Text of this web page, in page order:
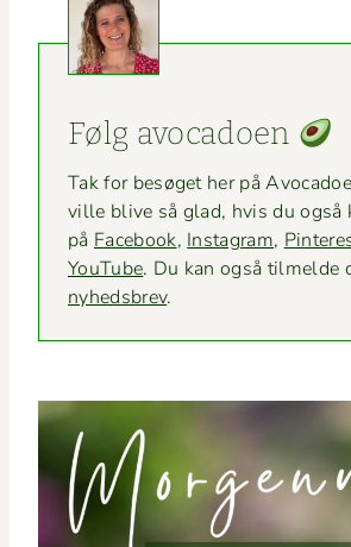
Følg avo­ca­doen
Tak for besøget her på
ville blive så glad, hvis du også
på Face­book, Insta­gram,
YouTube. Du kan også tilmelde
nyheds­brev.